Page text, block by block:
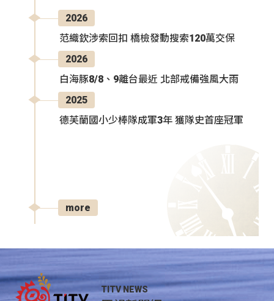
2026
范織欽涉索回扣 橋檢發動搜索120萬交保
2026
白海豚8/8、9離台最近 北部戒備強風大雨
2025
德芙蘭國小少棒隊成軍3年 獲隊史首座冠軍
more
TITV NEWS